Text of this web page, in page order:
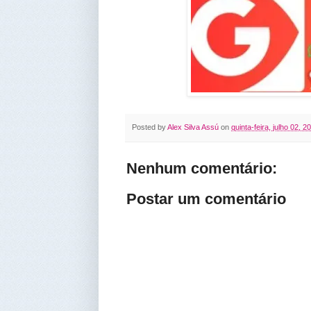
Posted byAlex Silva Assú on quinta-feira, julho 02,
Nenhum comentário:
Postar um comentário